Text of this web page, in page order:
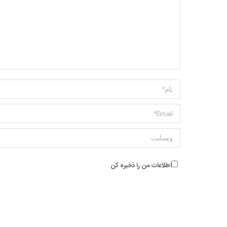
Name *
ایمیل *
وبسایت
اطلاعات من را ذخیره کن